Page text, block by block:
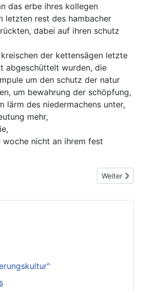
das erbe ihres kollegen
letzten rest des hambacher
dabei auf ihren schutz
der kettensägen letzte
abgeschüttelt wurden, die
um den schutz der natur
um bewahrung der schöpfung,
lärm des niedermachens unter,
mehr,
woche nicht an ihrem fest
irRWEg Nächster
Weiter